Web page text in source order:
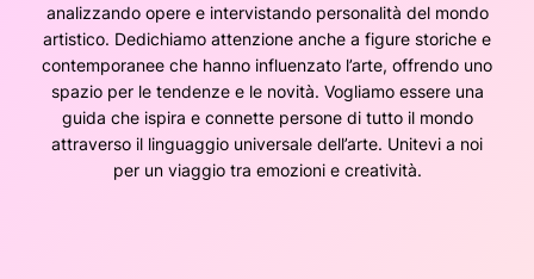
analizzando opere e intervistando personalità del mondo
artistico. Dedichiamo attenzione anche a figure storiche e
contemporanee che hanno influenzato l’arte, offrendo uno
spazio per le tendenze e le novità. Vogliamo essere una
guida che ispira e connette persone di tutto il mondo
attraverso il linguaggio universale dell’arte. Unitevi a noi
per un viaggio tra emozioni e creatività.